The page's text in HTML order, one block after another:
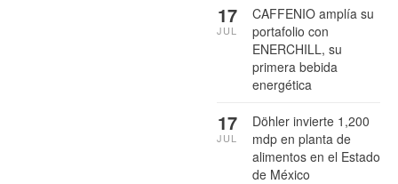
CAFFENIO amplía su
portafolio con
ENERCHILL, su
primera bebida
energética
17
JUL
Döhler invierte 1,200
mdp en planta de
alimentos en el Estado
de México
17
JUL